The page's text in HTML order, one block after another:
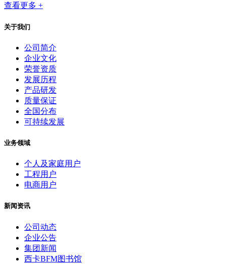
查看更多 +
关于我们
公司简介
企业文化
荣誉资质
发展历程
产品研发
质量保证
全国分布
可持续发展
业务领域
个人及家庭用户
工程用户
电商用户
新闻资讯
公司动态
企业公告
集团新闻
西卡BFM图书馆